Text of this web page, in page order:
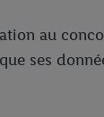
au
ses